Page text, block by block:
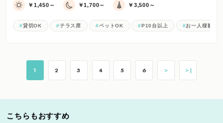
￥1,450～ ￥1,700～ ￥3,500～
貸切OK テラス席 ペットOK P10台以上 お一人様歓迎
1 2 3 4 5 6 ＞ ＞|
こちらもおすすめ